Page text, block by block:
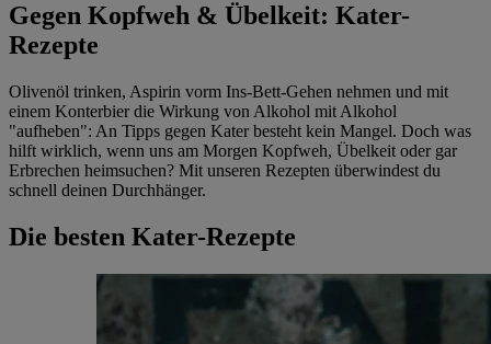
Gegen Kopfweh & Übelkeit: Kater-
Rezepte
Olivenöl trinken, Aspirin vorm Ins-Bett-Gehen nehmen und mit
einem Konterbier die Wirkung von Alkohol mit Alkohol
"aufheben": An Tipps gegen Kater besteht kein Mangel. Doch was
hilft wirklich, wenn uns am Morgen Kopfweh, Übelkeit oder gar
Erbrechen heimsuchen? Mit unseren Rezepten überwindest du
schnell deinen Durchhänger.
Die besten Kater-Rezepte